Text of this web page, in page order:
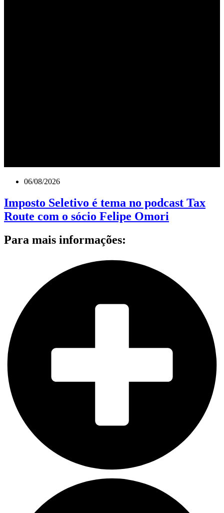
06/08/2026
Imposto Seletivo é tema no podcast Tax
Route com o sócio Felipe Omori
Para mais informações: